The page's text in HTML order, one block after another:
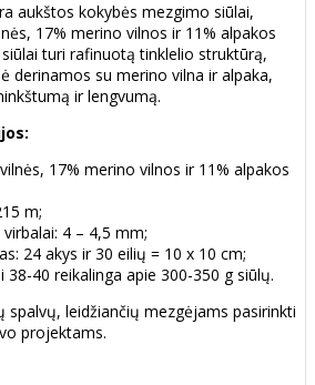
aukštos kokybės mezgimo siūlai,
17% merino vilnos ir 11% alpakos
turi rafinuotą tinklelio struktūrą,
derinamos su merino vilna ir alpaka,
ir lengvumą.
17% merino vilnos ir 11% alpakos
m;
4 – 4,5 mm;
24 akys ir 30 eilių = 10 x 10 cm;
38-40 reikalinga apie 300-350 g siūlų.
spalvų, leidžiančių mezgėjams pasirinkti
projektams.